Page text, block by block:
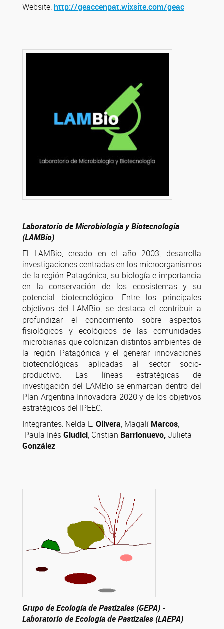
Website: http://geaccenpat.wixsite.com/geac
Laboratorio de Microbiologia y Biotecnologia
(LAMBio)
El LAMBio, creado en el año 2003, desarrolla
investigaciones centradas en los microorganismos
de la región Patagónica, su biología e importancia
en la conservación de los ecosistemas y su
potencial biotecnológico. Entre los principales
objetivos del LAMBio, se destaca el contribuir a
profundizar el conocimiento sobre aspectos
fisiológicos y ecológicos de las comunidades
microbianas que colonizan distintos ambientes de
la región Patagónica y el generar innovaciones
biotecnológicas aplicadas al sector socio-
productivo. Las líneas estratégicas de
investigación del LAMBio se enmarcan dentro del
Plan Argentina Innovadora 2020 y de los objetivos
estratégicos del IPEEC.
Integrantes: Nelda L. Olivera, Magalí Marcos,
Paula InésGiudici, Cristian Barrionuevo,Julieta
González
Grupo de Ecología de Pastizales (GEPA) -
Laboratorio de Ecología de Pastizales (LAEPA)